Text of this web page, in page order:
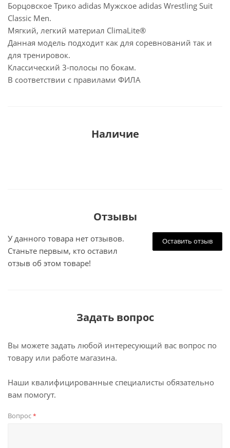
Борцовское Трико adidas Мужское adidas Wrestling Suit
Classic Men.
Mягкий, легкий материал ClimaLite®
Данная модель подходит как для соревнований так и
для тренировок.
Классический 3-полосы по бокам.
В соответствии с правилами ФИЛА
Наличие
Отзывы
Оставить отзыв
У данного товара нет отзывов.
Станьте первым, кто оставил
отзыв об этом товаре!
Задать вопрос
Вы можете задать любой интересующий вас вопрос по
товару или работе магазина.
Наши квалифицированные специалисты обязательно
вам помогут.
Вопрос*